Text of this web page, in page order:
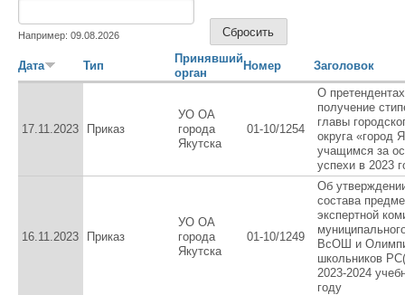
Например: 09.08.2026
Дата Тип
Принявший
орган
Номер Заголовок
17.11.2023 Приказ
УО ОА
города
Якутска
01-10/1254
О
получение
главы
округа «город
учащимся за
успехи в 2023
16.11.2023 Приказ
УО ОА
города
Якутска
01-10/1249
Об
состава
экспертной
ВсОШ и
школьников
2023-2024
году